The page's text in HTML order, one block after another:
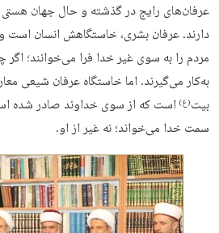
عرفان‌های رایج در گذشته و حال جهان هستی
دارند. عرفان بشری، خاستگاهش انسان است
مردم را به سوی غیر خدا فرا می‌خوانند؛
به‌کار می‌گیرند. اما خاستگاه عرفان شیعی
بیت(ع) است که از سوی خداوند صادر شده
سمت خدا می‌خواند؛ نه غیر از او.